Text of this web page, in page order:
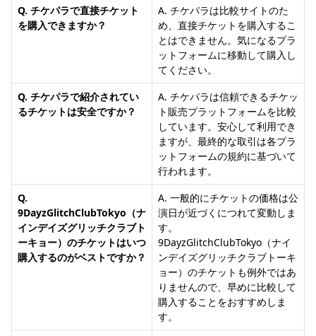
Q. チケパラで直接チケット
を購入できますか？
A. チケパラは比較サイトのた
め、直接チケットを購入するこ
とはできません。気になるプラ
ットフォームに移動して購入し
てください。
Q. チケパラで紹介されてい
るチケットは安全ですか？
A. チケパラは信頼できるチケッ
ト販売プラットフォームを比較
しています。安心して利用でき
ますが、最終的な取引は各プラ
ットフォームの規約に基づいて
行われます。
Q.
9DayzGlitchClubTokyo（ナ
インデイズグリッチクラブト
ーキョー）のチケットはいつ
購入するのがベストですか？
A. 一般的にチケットの価格は公
演日が近づくにつれて変動しま
す。
9DayzGlitchClubTokyo（ナイ
ンデイズグリッチクラブトーキ
ョー）のチケットも例外ではあ
りませんので、早めに比較して
購入することをおすすめしま
す。